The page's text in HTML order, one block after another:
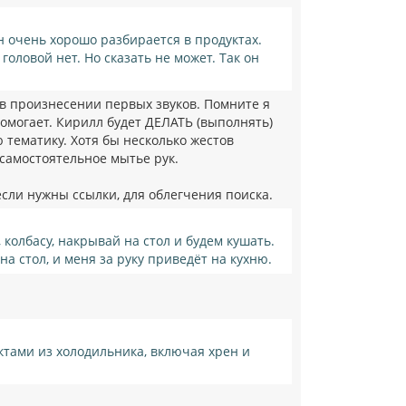
хорошо разбирается в продуктах.
нет. Но сказать не может. Так он
произнесении первых звуков. Помните я
Кирилл будет ДЕЛАТЬ (выполнять)
Хотя бы несколько жестов
мытье рук.
нужны ссылки, для облегчения поиска.
накрывай на стол и будем кушать.
стол, и меня за руку приведёт на кухню.
из холодильника, включая хрен и